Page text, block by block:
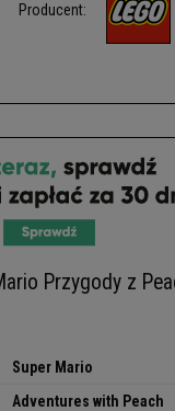
Producent:
Przygody z
Super Mario
Adventures with Peach